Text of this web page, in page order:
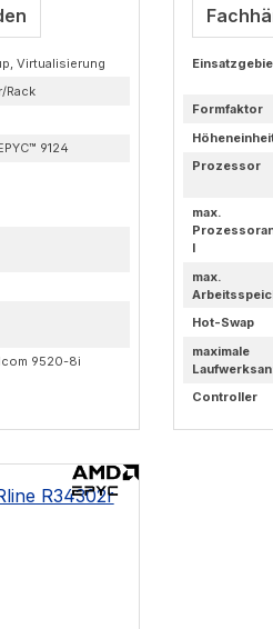
Virtualisierung
Rack
9124
9520-8i
Formfaktor
Prozessor
max.
l
max.
Hot-Swap
maximale
Controller